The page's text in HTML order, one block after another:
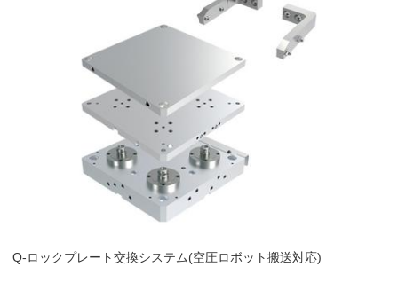
Q-ロックプレート交換システム(空圧ロボット搬送対応)